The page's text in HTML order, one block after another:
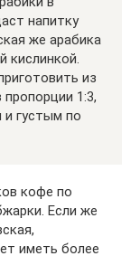
напитку
же арабика
кислинкой.
из
1:3,
густым по
кофе по
Если же
иметь более